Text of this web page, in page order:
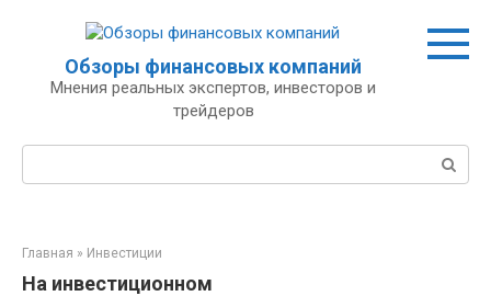
контентуОбзоры финансовых компаний
Мнения реальных экспертов, инвесторов и
трейдеров
Главная » Инвестиции
На инвестиционном